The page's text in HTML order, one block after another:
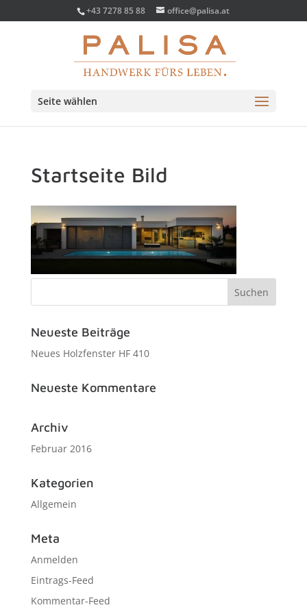
+43 7278 85 88 office@palisa.at
Seite wählen
Startseite Bild
Neueste Beiträge
Neues Holzfenster HF 410
Neueste Kommentare
Archiv
Februar 2016
Kategorien
Allgemein
Meta
Anmelden
Eintrags-Feed
Kommentar-Feed